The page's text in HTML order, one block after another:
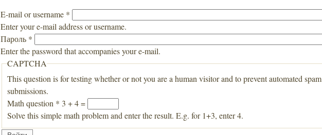
E-mail or username *
Enter your e-mail address or username.
Пароль *
Enter the password that accompanies your e-mail.
CAPTCHA
This question is for testing whether or not you are a human visitor and to prevent automated spam
submissions.
Math question * 3 + 4 =
Solve this simple math problem and enter the result. E.g. for 1+3, enter 4.